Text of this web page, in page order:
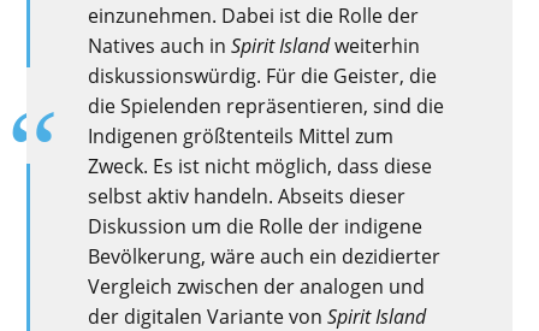
einzunehmen. Dabei ist die Rolle der
Natives auch inSpirit Islandweiterhin
diskussionswürdig. Für die Geister, die
die Spielenden repräsentieren, sind die
Indigenen größtenteils Mittel zum
Zweck. Es ist nicht möglich, dass diese
selbst aktiv handeln. Abseits dieser
Diskussion um die Rolle der indigene
Bevölkerung, wäre auch ein dezidierter
Vergleich zwischen der analogen und
der digitalen Variante vonSpirit Island